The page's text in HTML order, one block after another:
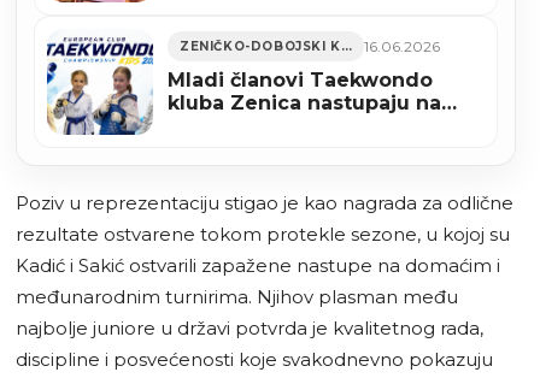
prvenstvu u Gruziji
ZENIČKO-DOBOJSKI KANTON 16.06.2026
Mladi članovi Taekwondo
kluba Zenica nastupaju na
Poziv u reprezentaciju stigao je kao nagrada za odlične
rezultate ostvarene tokom protekle sezone, u kojoj su
Kadić i Sakić ostvarili zapažene nastupe na domaćim i
međunarodnim turnirima. Njihov plasman među
najbolje juniore u državi potvrda je kvalitetnog rada,
discipline i posvećenosti koje svakodnevno pokazuju